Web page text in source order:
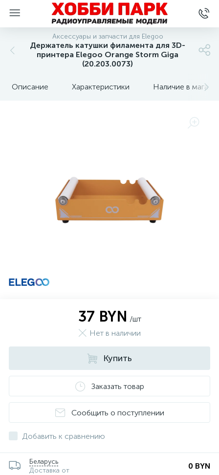
Аксессуары и запчасти для Elegoo
Держатель катушки филамента для 3D-
принтера Elegoo Orange Storm Giga
(20.203.0073)
Описание Характеристики Наличие в
37 BYN /шт
Нет в наличии
Купить
Заказать товар
Сообщить о поступлении
Добавить к сравнению
Беларусь
Доставка от
0 BYN